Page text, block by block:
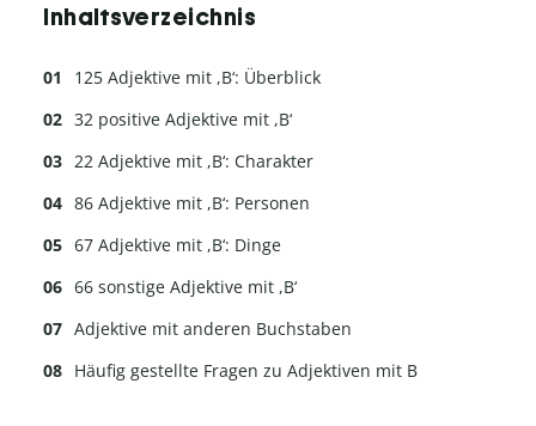
Inhaltsverzeichnis
125 Adjektive mit ,B‘: Überblick
32 positive Adjektive mit ,B‘
22 Adjektive mit ,B‘: Charakter
86 Adjektive mit ,B‘: Personen
67 Adjektive mit ,B‘: Dinge
66 sonstige Adjektive mit ,B‘
Adjektive mit anderen Buchstaben
Häufig gestellte Fragen zu Adjektiven mit B